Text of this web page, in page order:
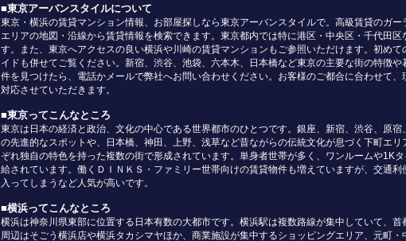
■東京アーバンスタイルについて
東京・横浜の賃貸マンション情報、お部屋探しなら東京アーバンスタイルで。高級賃貸のガ
エリアの地図・沿線から賃貸情報を検索できます。東京都内では特に港区・中央区・千代田
す。また、東京へアクセスの良い横浜や川崎の賃貸マンションもご参照いただけます。初め
イドも併せてご覧ください。新宿、渋谷、池袋、六本木、日本橋など東京の主要な街の特徴
件を見つけたら、電話かメールで弊社へお問い合わせください。お客様のご都合に合わせて
対応させていただきます。
■東京ってこんなところ
東京は日本の経済と政治、文化の中心である世界都市のひとつです。銀座、新宿、渋谷、原
の先進的なスポットや、日本橋、神田、上野、浅草など昔ながらの伝統文化が息づく下町エ
ぞれ独自の特色を持った複数の街で形成されています。単身者世帯が多く、ワンルームや1K
給されています。働くＤＩＮＫＳ・ファミリー世帯向けの賃貸物件も増えていますが、交通
入ってしまうなど人気が高いです。
■横浜ってこんなところ
横浜は神奈川県東部に位置する日本有数の大都市です。横浜駅は複数路線が集中していて、
周辺はそごう横浜店や横浜タカシマヤほか、商業施設が集中するショッピングエリア、元町